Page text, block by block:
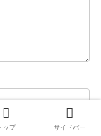
ップ サイドバー